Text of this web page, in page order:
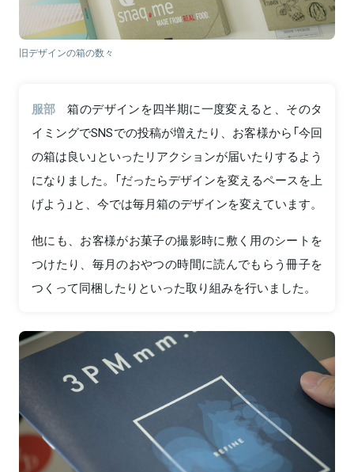
旧デザインの箱の数々
服部
箱のデザインを四半期に一度変えると、そのタ
イミングでSNSでの投稿が増えたり、お客様から「今回
の箱は良い」といったリアクションが届いたりするよう
になりました。「だったらデザインを変えるペースを上
げよう」と、今では毎月箱のデザインを変えています。
他にも、お客様がお菓子の撮影時に敷く用のシートを
つけたり、毎月のおやつの時間に読んでもらう冊子を
つくって同梱したりといった取り組みを行いました。